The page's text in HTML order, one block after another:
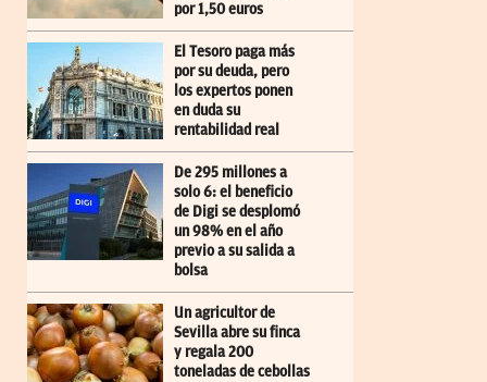
por 1,50 euros
El Tesoro paga más
por su deuda, pero
los expertos ponen
en duda su
rentabilidad real
De 295 millones a
solo 6: el beneficio
de Digi se desplomó
un 98% en el año
previo a su salida a
bolsa
Un agricultor de
Sevilla abre su finca
y regala 200
toneladas de cebollas